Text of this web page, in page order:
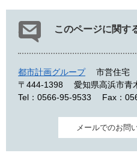
このページに関す
都市計画グループ
市営住宅
〒444-1398
愛知県高浜市青
Tel：0566-95-9533
Fax：
メールでのお問